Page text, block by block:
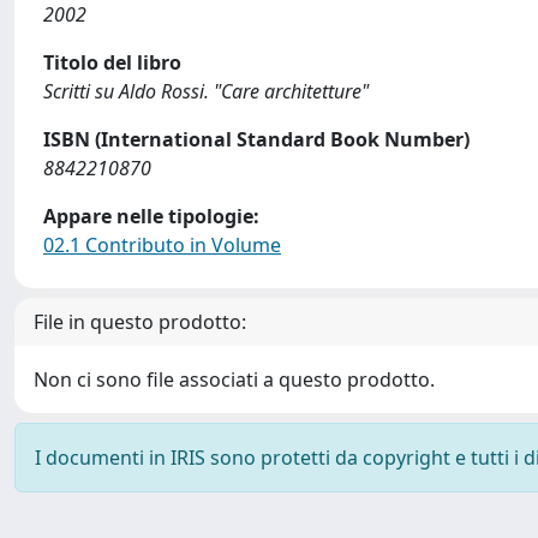
2002
Titolo del libro
Scritti su Aldo Rossi. "Care architetture"
ISBN (International Standard Book Number)
8842210870
Appare nelle tipologie:
02.1 Contributo in Volume
File in questo prodotto:
Non ci sono file associati a questo prodotto.
I documenti in IRIS sono protetti da copyright e tutti i